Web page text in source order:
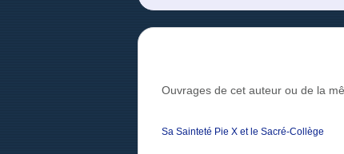
Ouvrages de cet auteur ou de la
Sa Sainteté Pie X et le Sacré-Collège